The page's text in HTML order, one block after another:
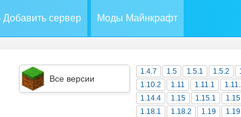
Добавить сервер Моды Майнкрафт
Все версии
1.4.7 1.5 1.5.1 1.5.2
1.10.2
1.11 1.11.1
1.14.4
1.15 1.15.1
1.18.1
1.18.2 1.19